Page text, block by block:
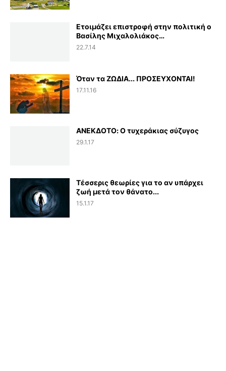
Ετοιμάζει επιστροφή στην πολιτική ο
Βασίλης Μιχαλολιάκος…
22.7.14
Όταν τα ΖΩΔΙΑ... ΠΡΟΣΕΥΧΟΝΤΑΙ!
17.11.16
ΑΝΕΚΔΟΤΟ: Ο τυχεράκιας σύζυγος
29.1.17
Τέσσερις θεωρίες για το αν υπάρχει
ζωή μετά τον θάνατο...
15.1.17